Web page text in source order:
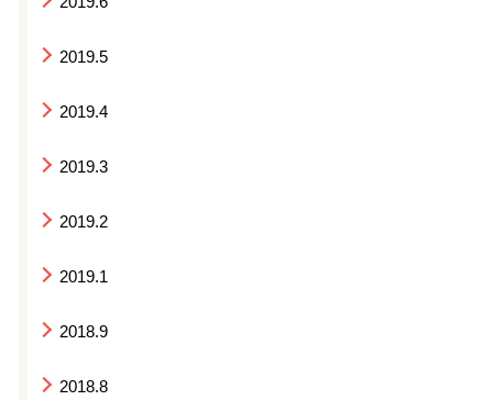
2019.5
2019.4
2019.3
2019.2
2019.1
2018.9
2018.8